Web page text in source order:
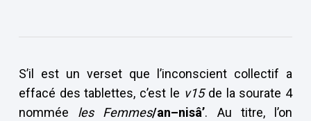
S’il est un verset que l’inconscient collectif a
effacé des tablettes, c’est le v15de la sourate 4
nommée les Femmes/an–nisâ’. Au titre, l’on